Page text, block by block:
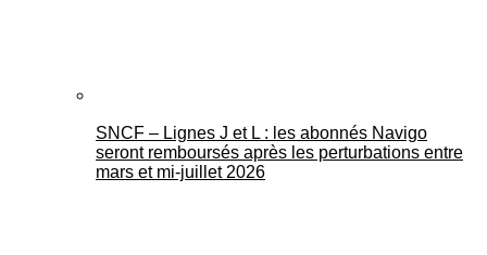
SNCF – Lignes J et L : les abonnés Navigo
seront remboursés après les perturbations entre
mars et mi-juillet 2026